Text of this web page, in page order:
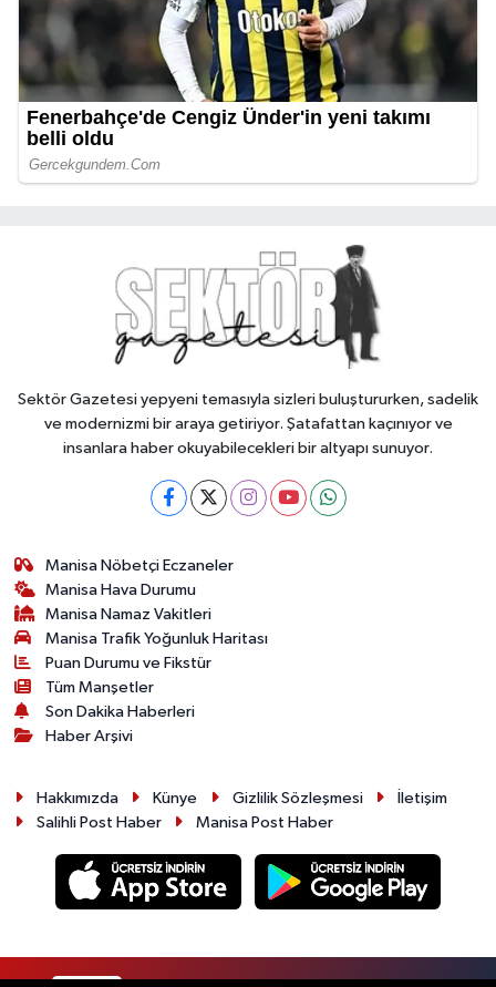
Sektör Gazetesi yepyeni temasıyla sizleri buluştururken, sadelik
ve modernizmi bir araya getiriyor. Şatafattan kaçınıyor ve
insanlara haber okuyabilecekleri bir altyapı sunuyor.
Manisa Nöbetçi Eczaneler
Manisa Hava Durumu
Manisa Namaz Vakitleri
Manisa Trafik Yoğunluk Haritası
Puan Durumu ve Fikstür
Tüm Manşetler
Son Dakika Haberleri
Haber Arşivi
Hakkımızda Künye Gizlilik Sözleşmesi
İletişim
Salihli Post Haber
Manisa Post Haber